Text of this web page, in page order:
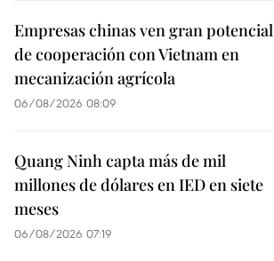
Empresas chinas ven gran potencial
de cooperación con Vietnam en
mecanización agrícola
06/08/2026 08:09
Quang Ninh capta más de mil
millones de dólares en IED en siete
meses
06/08/2026 07:19